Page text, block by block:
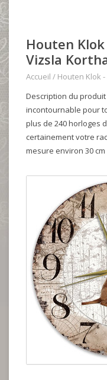
Houten
Vizsla
Accueil / Houten Klok
Description du
incontournable pour
plus de 240 horloges
certainement votre
mesure environ 30